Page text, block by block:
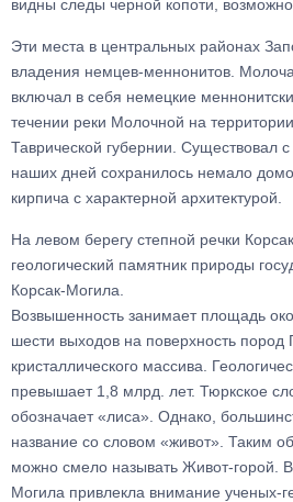
видны следы черной копоти,
Эти места в центральных районах
владения немцев-меннонитов.
включал в себя немецкие
течении реки Молочной на
Таврической губернии. Существовал
наших дней сохранилось немало
кирпича с характерной архитектурой.
На левом берегу степной речки
геологический памятник природы
Корсак-Могила.
Возвышенность занимает площадь
шести выходов на поверхность пород
кристаллического массива.
превышает 1,8 млрд. лет. Тюркское
обозначает «лиса». Однако,
название со словом «живот». Таким
можно смело называть Живот-горой.
Могила привлекла внимание ученых-